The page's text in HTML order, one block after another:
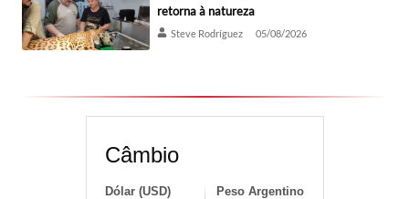
retorna à natureza
Steve Rodríguez 05/08/2026
Câmbio
Dólar (USD) Peso Argentino